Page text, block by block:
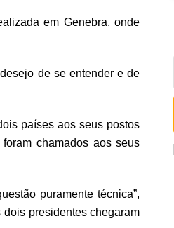
em Genebra, onde
de se entender e de
países aos seus postos
chamados aos seus
puramente técnica”,
presidentes chegaram